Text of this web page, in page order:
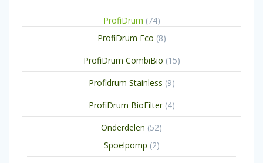
ProfiDrum 7474
ProfiDrum Eco 88
producten
ProfiDrum CombiBio 1515
producten
Profidrum Stainless 99
producten
ProfiDrum BioFilter 44
producten
Onderdelen 5252
Spoelpomp 22
producten